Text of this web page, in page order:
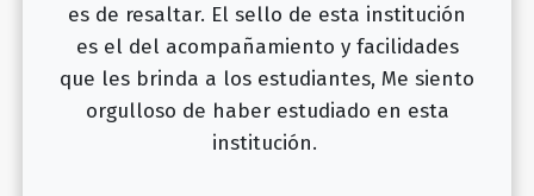
es de resaltar. El sello de esta institución
es el del acompañamiento y facilidades
que les brinda a los estudiantes, Me siento
orgulloso de haber estudiado en esta
institución.